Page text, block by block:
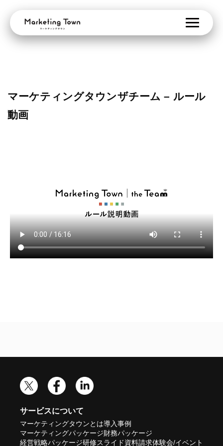
マーケティングタウンザチーム – ルール
動画
サービスについて
マーケティングタウンとは導入事例
マーケティングパッケージ財務パッケージ
経営戦略パッケージ研修スライド資料請求体験会/イベント